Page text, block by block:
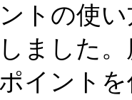
トの使
ました
イント